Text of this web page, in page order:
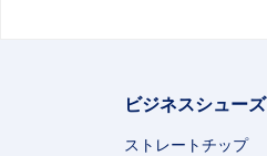
ビジネスシューズ
ストレートチップ